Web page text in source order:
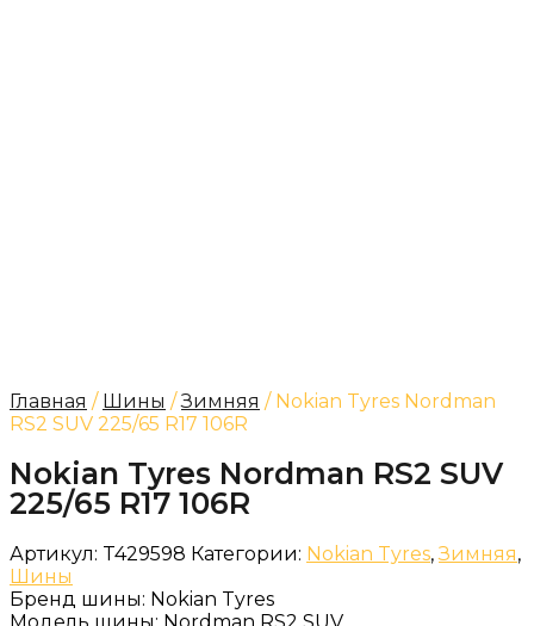
Главная / Шины /Зимняя / Nokian Tyres Nordman
RS2 SUV 225/65 R17 106R
Nokian Tyres Nordman RS2 SUV
225/65 R17 106R
Артикул: T429598 Категории: Nokian Tyres,Зимняя,
Шины
Бренд шины: Nokian Tyres